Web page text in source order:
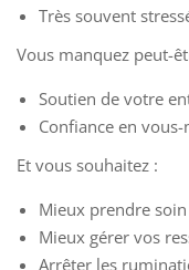
Très souvent
Vous manquez peut-
Soutien de votre
Confiance en
Et vous souhaitez :
Mieux prendre
Mieux gérer vos
Arrêter les